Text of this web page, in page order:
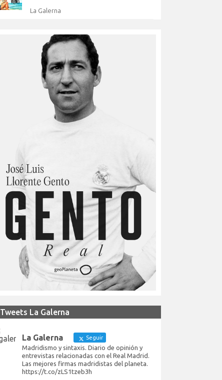
La Galerna
Tweets La Galerna
La Galerna Seguir
Madridismo y sintaxis. Diario de opinión y
entrevistas relacionadas con el Real Madrid.
Las mejores firmas madridistas del planeta.
https://t.co/zLS1tzeb3h